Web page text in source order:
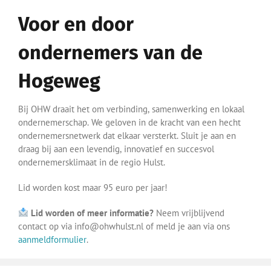
Voor en door
ondernemers van de
Hogeweg
Bij OHW draait het om verbinding, samenwerking en lokaal
ondernemerschap. We geloven in de kracht van een hecht
ondernemersnetwerk dat elkaar versterkt. Sluit je aan en
draag bij aan een levendig, innovatief en succesvol
ondernemersklimaat in de regio Hulst.
Lid worden kost maar 95 euro per jaar!
Lid worden of meer informatie? Neem vrijblijvend
contact op via info@ohwhulst.nl of meld je aan via ons
aanmeldformulier.